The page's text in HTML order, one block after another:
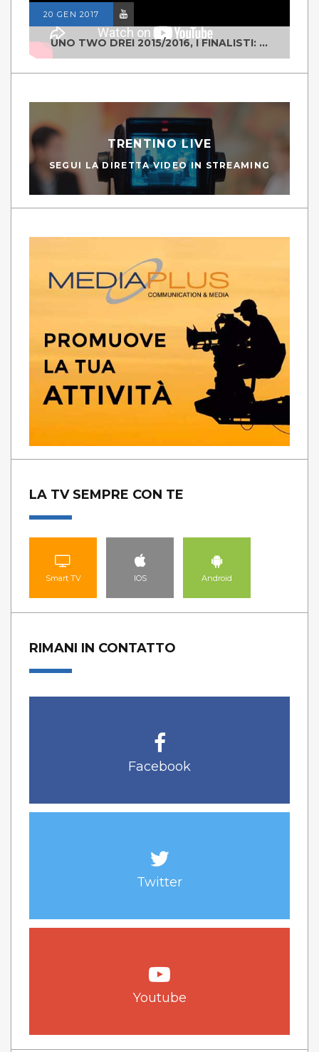
20 GEN 2017
UNO TWO DREI 2015/2016, I FINALISTI: CLASSE IV ALS ISTITUTO "DEGASPERI" BORGO VALSUGANA
TRENTINO LIVE
SEGUI LA DIRETTA VIDEO IN STREAMING
LA TV SEMPRE CON TE
Smart TV IOS Android
RIMANI IN CONTATTO
Facebook
Twitter
Youtube